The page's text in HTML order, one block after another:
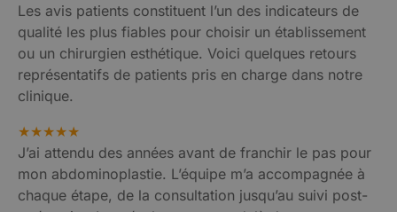
Les avis patients constituent l’un des indicateurs de
qualité les plus fiables pour choisir un établissement
ou un chirurgien esthétique. Voici quelques retours
représentatifs de patients pris en charge dans notre
clinique.
★★★★★
J’ai attendu des années avant de franchir le pas pour
mon abdominoplastie. L’équipe m’a accompagnée à
chaque étape, de la consultation jusqu’au suivi post-